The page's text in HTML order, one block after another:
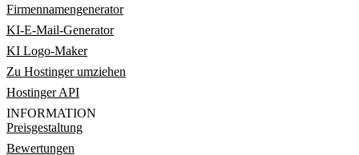
Firmennamengenerator
KI-E-Mail-Generator
KI Logo-Maker
Zu Hostinger umziehen
Hostinger API
INFORMATION
Preisgestaltung
Bewertungen